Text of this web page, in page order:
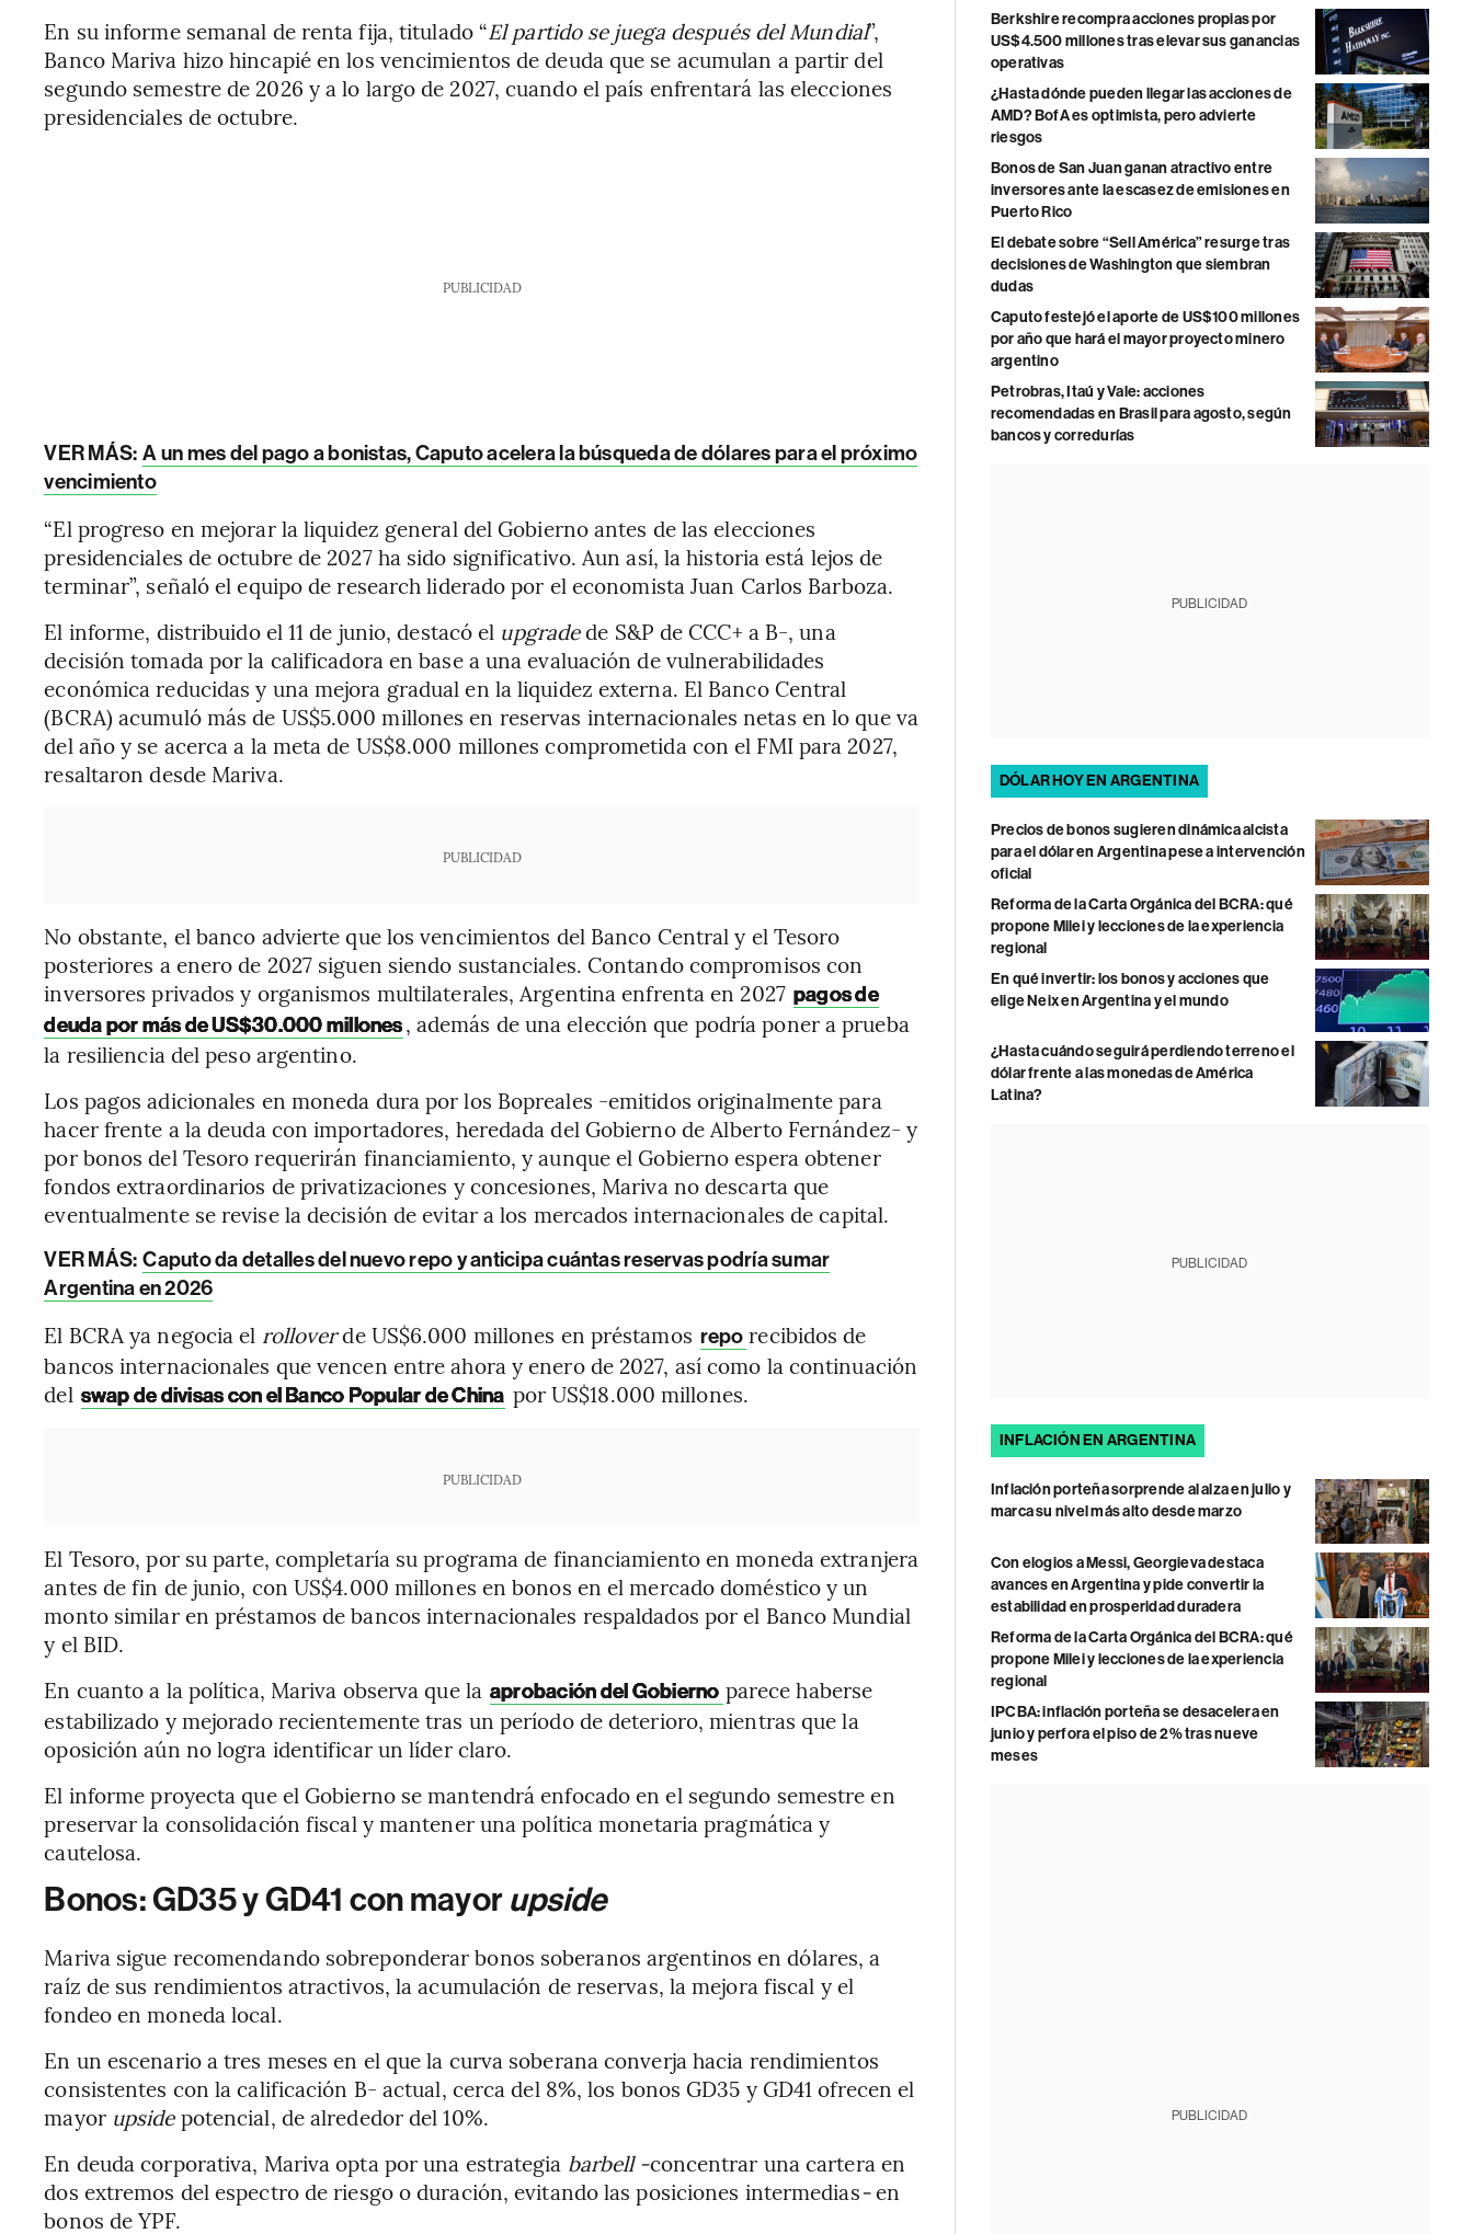
En su informe semanal de renta fija, titulado “El partido se juega después del Mundial”,
Banco Mariva hizo hincapié en los vencimientos de deuda que se acumulan a partir del
segundo semestre de 2026 y a lo largo de 2027, cuando el país enfrentará las elecciones
presidenciales de octubre.
PUBLICIDAD
VER MÁS: A un mes del pago a bonistas, Caputo acelera la búsqueda de dólares para el próximo
vencimiento
“El progreso en mejorar la liquidez general del Gobierno antes de las elecciones
presidenciales de octubre de 2027 ha sido significativo. Aun así, la historia está lejos de
terminar”, señaló el equipo de research liderado por el economista Juan Carlos Barboza.
El informe, distribuido el 11 de junio, destacó el upgradede S&P de CCC+ a B-, una
decisión tomada por la calificadora en base a una evaluación de vulnerabilidades
económica reducidas y una mejora gradual en la liquidez externa. El Banco Central
(BCRA) acumuló más de US$5.000 millones en reservas internacionales netas en lo que va
del año y se acerca a la meta de US$8.000 millones comprometida con el FMI para 2027,
resaltaron desde Mariva.
PUBLICIDAD
No obstante, el banco advierte que los vencimientos del Banco Central y el Tesoro
posteriores a enero de 2027 siguen siendo sustanciales. Contando compromisos con
inversores privados y organismos multilaterales, Argentina enfrenta en 2027 pagos de
deuda por más de US$30.000 millones, además de una elección que podría poner a prueba
la resiliencia del peso argentino.
Los pagos adicionales en moneda dura por los Bopreales -emitidos originalmente para
hacer frente a la deuda con importadores, heredada del Gobierno de Alberto Fernández- y
por bonos del Tesoro requerirán financiamiento, y aunque el Gobierno espera obtener
fondos extraordinarios de privatizaciones y concesiones, Mariva no descarta que
eventualmente se revise la decisión de evitar a los mercados internacionales de capital.
VER MÁS: Caputo da detalles del nuevo repo y anticipa cuántas reservas podría sumar
Argentina en 2026
El BCRA ya negocia el rolloverde US$6.000 millones en préstamos repo recibidos de
bancos internacionales que vencen entre ahora y enero de 2027, así como la continuación
del swap de divisas con el Banco Popular de China por US$18.000 millones.
PUBLICIDAD
El Tesoro, por su parte, completaría su programa de financiamiento en moneda extranjera
antes de fin de junio, con US$4.000 millones en bonos en el mercado doméstico y un
monto similar en préstamos de bancos internacionales respaldados por el Banco Mundial
y el BID.
En cuanto a la política, Mariva observa que la aprobación del Gobierno parece haberse
estabilizado y mejorado recientemente tras un período de deterioro, mientras que la
oposición aún no logra identificar un líder claro.
El informe proyecta que el Gobierno se mantendrá enfocado en el segundo semestre en
preservar la consolidación fiscal y mantener una política monetaria pragmática y
cautelosa.
Bonos: GD35 y GD41 con mayor upside
Mariva sigue recomendando sobreponderar bonos soberanos argentinos en dólares, a
raíz de sus rendimientos atractivos, la acumulación de reservas, la mejora fiscal y el
fondeo en moneda local.
En un escenario a tres meses en el que la curva soberana converja hacia rendimientos
consistentes con la calificación B- actual, cerca del 8%, los bonos GD35 y GD41 ofrecen el
mayor upsidepotencial, de alrededor del 10%.
En deuda corporativa, Mariva opta por una estrategia barbell -concentrar una cartera en
dos extremos del espectro de riesgo o duración, evitando las posiciones intermedias-en
bonos de YPF.
Berkshire recompra acciones propias por
US$4.500 millones tras elevar sus ganancias
operativas
¿Hasta dónde pueden llegar las acciones de
AMD? BofA es optimista, pero advierte
riesgos
Bonos de San Juan ganan atractivo entre
inversores ante la escasez de emisiones en
Puerto Rico
El debate sobre “Sell América” resurge tras
decisiones de Washington que siembran
dudas
Caputo festejó el aporte de US$100 millones
por año que hará el mayor proyecto minero
argentino
Petrobras, Itaú y Vale: acciones
recomendadas en Brasil para agosto, según
bancos y corredurías
PUBLICIDAD
DÓLAR HOY EN ARGENTINA
Precios de bonos sugieren dinámica alcista
para el dólar en Argentina pese a intervención
oficial
Reforma de la Carta Orgánica del BCRA: qué
propone Milei y lecciones de la experiencia
regional
En qué invertir: los bonos y acciones que
elige Neix en Argentina y el mundo
¿Hasta cuándo seguirá perdiendo terreno el
dólar frente a las monedas de América
Latina?
PUBLICIDAD
INFLACIÓN EN ARGENTINA
Inflación porteña sorprende al alza en julio y
marca su nivel más alto desde marzo
Con elogios a Messi, Georgieva destaca
avances en Argentina y pide convertir la
estabilidad en prosperidad duradera
Reforma de la Carta Orgánica del BCRA: qué
propone Milei y lecciones de la experiencia
regional
IPCBA: inflación porteña se desacelera en
junio y perfora el piso de 2% tras nueve
meses
PUBLICIDAD